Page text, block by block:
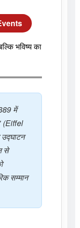
भविष्य का
में
(Eiffel
से
सम्मान